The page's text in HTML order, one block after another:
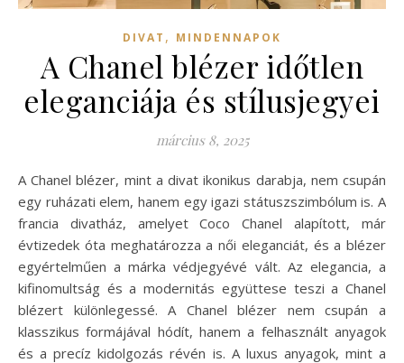
DIVAT , MINDENNAPOK
A Chanel blézer időtlen
eleganciája és stílusjegyei
március 8, 2025
A Chanel blézer, mint a divat ikonikus darabja, nem csupán
egy ruházati elem, hanem egy igazi státuszszimbólum is. A
francia divatház, amelyet Coco Chanel alapított, már
évtizedek óta meghatározza a női eleganciát, és a blézer
egyértelműen a márka védjegyévé vált. Az elegancia, a
kifinomultság és a modernitás együttese teszi a Chanel
blézert különlegessé. A Chanel blézer nem csupán a
klasszikus formájával hódít, hanem a felhasznált anyagok
és a precíz kidolgozás révén is. A luxus anyagok, mint a